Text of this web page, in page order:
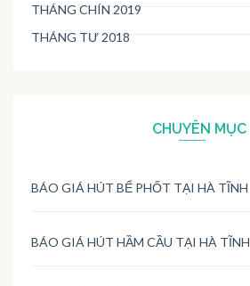
THÁNG CHÍN 2019
THÁNG TƯ 2018
CHUYÊN MỤC
BÁO GIÁ HÚT BỂ PHỐT TẠI HÀ TĨNH
BÁO GIÁ HÚT HẦM CẦU TẠI HÀ TĨNH